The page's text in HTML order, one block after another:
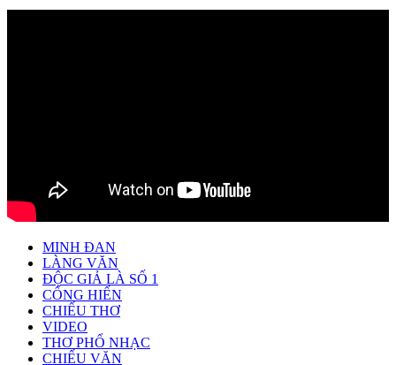
MINH ĐAN
LÀNG VĂN
ĐỘC GIẢ LÀ SỐ 1
CỐNG HIẾN
CHIẾU THƠ
VIDEO
THƠ PHỔ NHẠC
CHIẾU VĂN